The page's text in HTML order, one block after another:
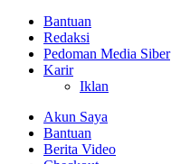
Bantuan
Redaksi
Pedoman Media Siber
Karir
Iklan
Akun Saya
Bantuan
Berita Video